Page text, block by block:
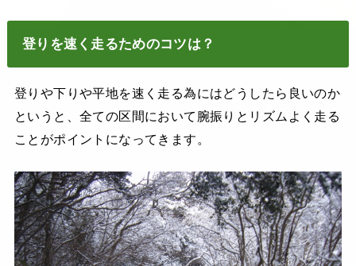
登りを速く走るためのコツは？
登りや下りや平地を速く走る為にはどうしたら良いのか
というと、全ての区間において腕振りとリズムよく走る
ことがポイントになってきます。